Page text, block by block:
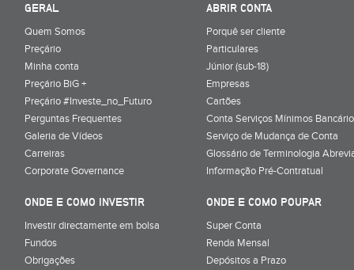
GERAL
Quem Somos
Preçário
Minha conta
Preçário BiG +
Preçário #Investe_no_Futuro
Perguntas Frequentes
Galeria de Vídeos
Carreiras
Corporate Governance
ABRIR CONTA
Porquê ser cliente
Particulares
Júnior (sub-18)
Empresas
Cartões
Conta Serviços Mínimos
Serviço de Mudança de Conta
Glossário de Terminologia
Informação Pré-Contratual
ONDE E COMO INVESTIR
Investir directamente em bolsa
Fundos
Obrigações
ONDE E COMO POUPAR
Super Conta
Renda Mensal
Depósitos a Prazo